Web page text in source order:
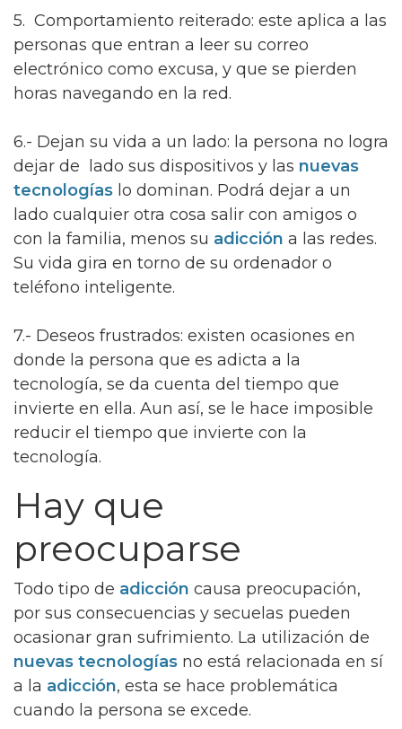
5. Comportamiento reiterado: este aplica a las
personas que entran a leer su correo
electrónico como excusa, y que se pierden
horas navegando en la red.
6.- Dejan su vida a un lado: la persona no logra
dejar de lado sus dispositivos y las nuevas
tecnologías lo dominan. Podrá dejar a un
lado cualquier otra cosa salir con amigos o
con la familia, menos su adicción a las redes.
Su vida gira en torno de su ordenador o
teléfono inteligente.
7.- Deseos frustrados: existen ocasiones en
donde la persona que es adicta a la
tecnología, se da cuenta del tiempo que
invierte en ella. Aun así, se le hace imposible
reducir el tiempo que invierte con la
tecnología.
Hay que
preocuparse
Todo tipo de adicción causa preocupación,
por sus consecuencias y secuelas pueden
ocasionar gran sufrimiento. La utilización de
nuevas tecnologías no está relacionada en sí
a la adicción, esta se hace problemática
cuando la persona se excede.